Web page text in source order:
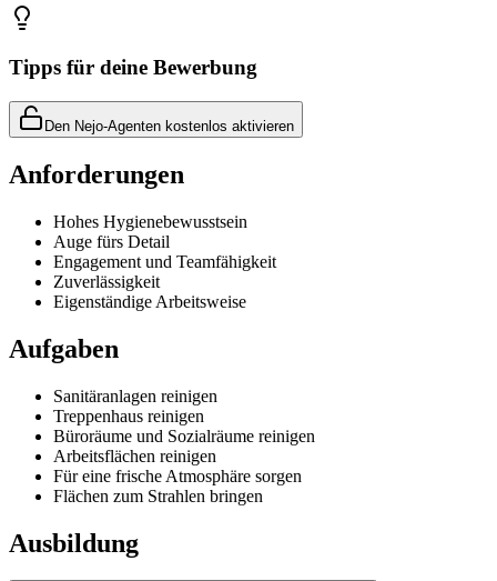
Tipps für deine Bewerbung
Den Nejo-Agenten kostenlos aktivieren
Anforderungen
Hohes Hygienebewusstsein
Auge fürs Detail
Engagement und Teamfähigkeit
Zuverlässigkeit
Eigenständige Arbeitsweise
Aufgaben
Sanitäranlagen reinigen
Treppenhaus reinigen
Büroräume und Sozialräume reinigen
Arbeitsflächen reinigen
Für eine frische Atmosphäre sorgen
Flächen zum Strahlen bringen
Ausbildung